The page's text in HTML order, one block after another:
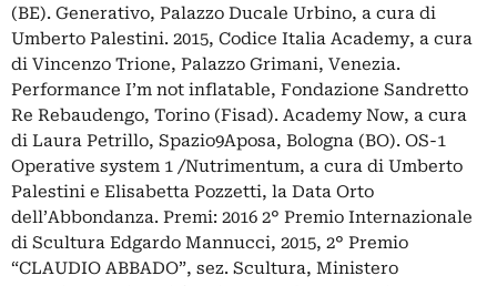
(BE). Generativo, Palazzo Ducale Urbino, a cura di
Umberto Palestini. 2015, Codice Italia Academy, a cura
di Vincenzo Trione, Palazzo Grimani, Venezia.
Performance I’m not inflatable, Fondazione Sandretto
Re Rebaudengo, Torino (Fisad). Academy Now, a cura
di Laura Petrillo, Spazio9Aposa, Bologna (BO). OS-1
Operative system 1 /Nutrimentum, a cura di Umberto
Palestini e Elisabetta Pozzetti, la Data Orto
dell’Abbondanza. Premi: 2016 2° Premio Internazionale
di Scultura Edgardo Mannucci, 2015, 2° Premio
“CLAUDIO ABBADO”, sez. Scultura, Ministero